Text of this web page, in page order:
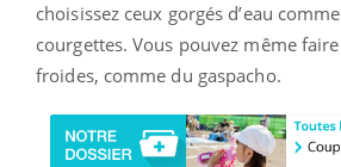
choisissez ceux gorgés d’eau
courgettes. Vous pouvez même
froides, comme du gaspacho.